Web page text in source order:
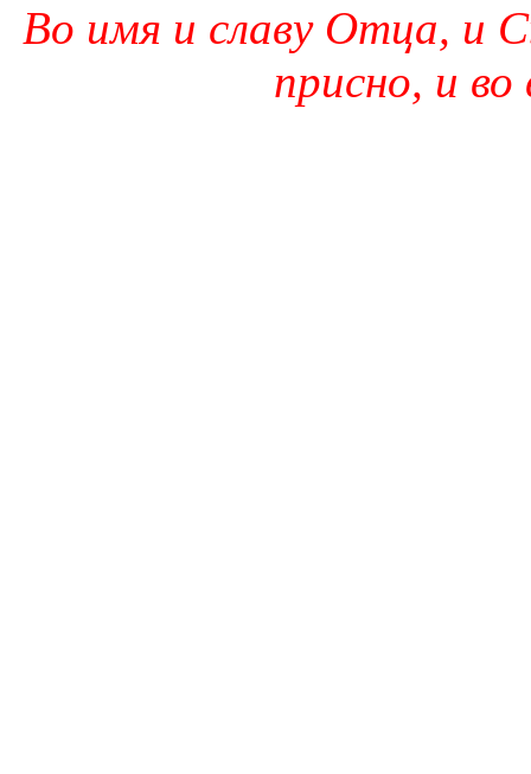
Во имя и славу Отца, и
присно, и во